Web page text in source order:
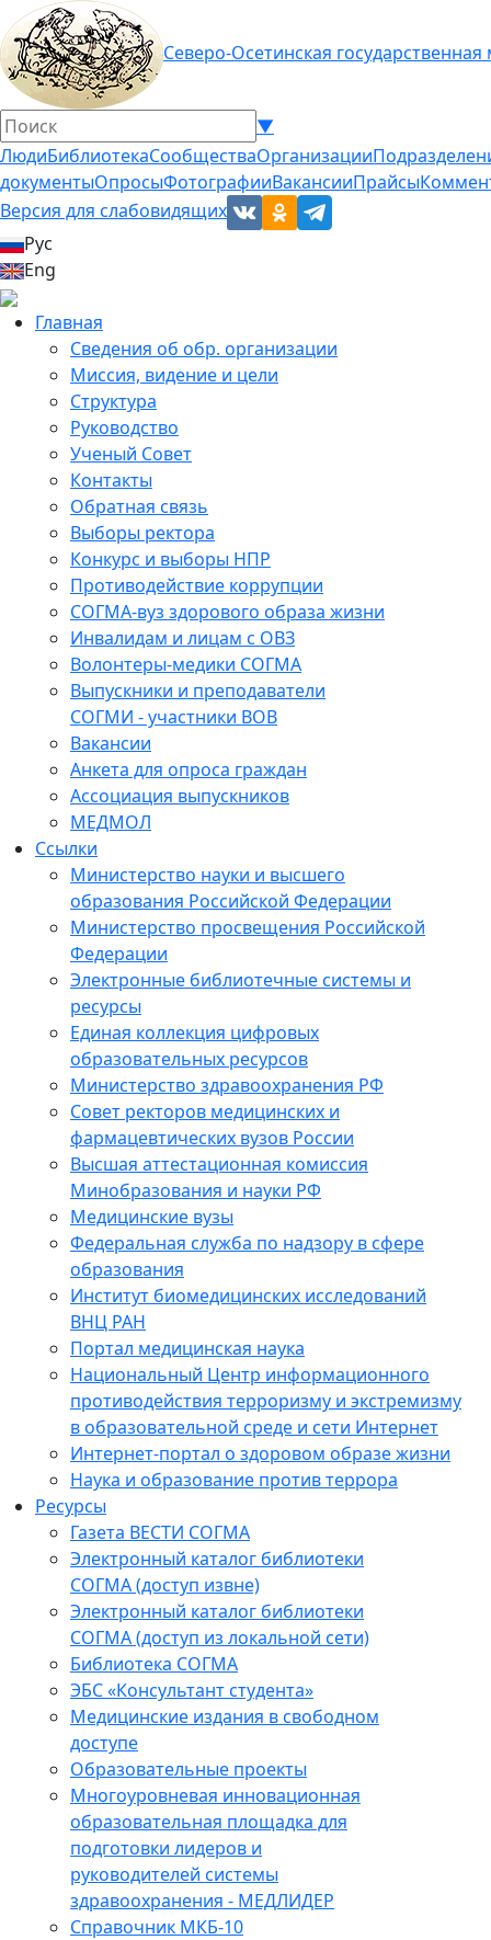
Северо-Осетинская
▼
ЛюдиБиблиотекаСообществаОрганизации
документыОпросыФотографииВакансииПрайсы
Версия для слабовидящих
Рус
Eng
Главная
Сведения об обр. организации
Миссия, видение и цели
Структура
Руководство
Ученый Совет
Контакты
Обратная связь
Выборы ректора
Конкурс и выборы НПР
Противодействие коррупции
СОГМА-вуз здорового образа жизни
Инвалидам и лицам с ОВЗ
Волонтеры-медики СОГМА
Выпускники и преподаватели
СОГМИ - участники ВОВ
Вакансии
Анкета для опроса граждан
Ассоциация выпускников
МЕДМОЛ
Ссылки
Министерство науки и высшего
образования Российской Федерации
Министерство просвещения Российской
Федерации
Электронные библиотечные системы и
ресурсы
Единая коллекция цифровых
образовательных ресурсов
Министерство здравоохранения РФ
Совет ректоров медицинских и
фармацевтических вузов России
Высшая аттестационная комиссия
Минобразования и науки РФ
Медицинские вузы
Федеральная служба по надзору в сфере
образования
Институт биомедицинских исследований
ВНЦ РАН
Портал медицинская наука
Национальный Центр информационного
противодействия терроризму и экстремизму
в образовательной среде и сети Интернет
Интернет-портал о здоровом образе жизни
Наука и образование против террора
Ресурсы
Газета ВЕСТИ СОГМА
Электронный каталог библиотеки
СОГМА (доступ извне)
Электронный каталог библиотеки
СОГМА (доступ из локальной сети)
Библиотека СОГМА
ЭБС «Консультант студента»
Медицинские издания в свободном
доступе
Образовательные проекты
Многоуровневая инновационная
образовательная площадка для
подготовки лидеров и
руководителей системы
здравоохранения - МЕДЛИДЕР
Справочник МКБ-10